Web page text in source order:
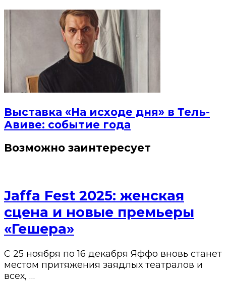
Выставка «На исходе дня» в Тель-
Авиве: событие года
Возможно заинтересует
Jaffa Fest 2025: женская
сцена и новые премьеры
«Гешера»
С 25 ноября по 16 декабря Яффо вновь станет
местом притяжения заядлых театралов и
всех, …